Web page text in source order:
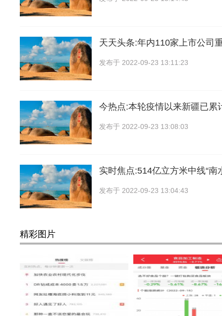
天天头条:年内110家上市公司
发布于 2022-09-23 13:11:23
今热点:本轮疫情以来新疆已累
发布于 2022-09-23 13:08:03
实时焦点:514亿立方米中线“南
发布于 2022-09-23 13:04:43
精彩图片